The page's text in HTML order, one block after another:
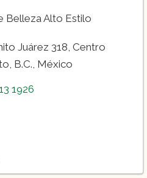
Belleza Alto Estilo
Juárez 318, Centro
B.C., México
1926